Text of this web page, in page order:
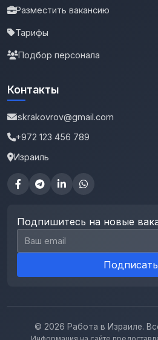
Разместить вакансию
Тарифы
Подбор персонала
Контакты
iskrakovrov@gmail.com
+972 123 456 789
Израиль
Подпишитесь на новые
Email для подписки
© 2026 Работа в Израиле.